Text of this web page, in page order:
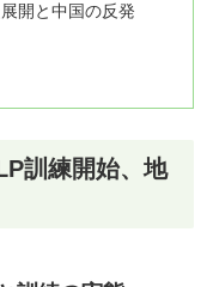
開と中国の反発
訓練開始、地